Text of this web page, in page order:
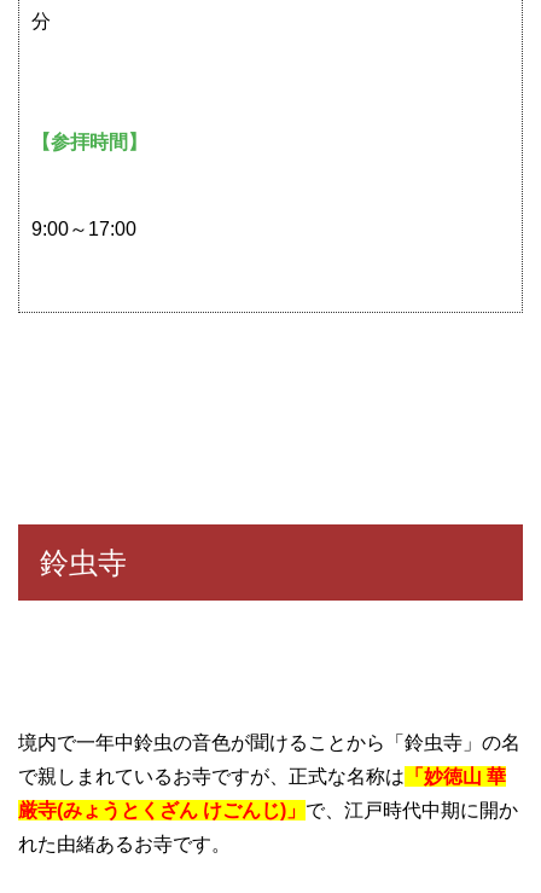
分
【参拝時間】
9:00～17:00
鈴虫寺
境内で一年中鈴虫の音色が聞けることから「鈴虫寺」の名
で親しまれているお寺ですが、正式な名称は 「妙徳山 華
厳寺(みょうとくざん けごんじ)」 で、江戸時代中期に開か
れた由緒あるお寺です。